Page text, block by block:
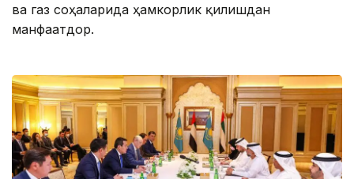
ва газ соҳаларида ҳамкорлик қилишдан
манфаатдор.